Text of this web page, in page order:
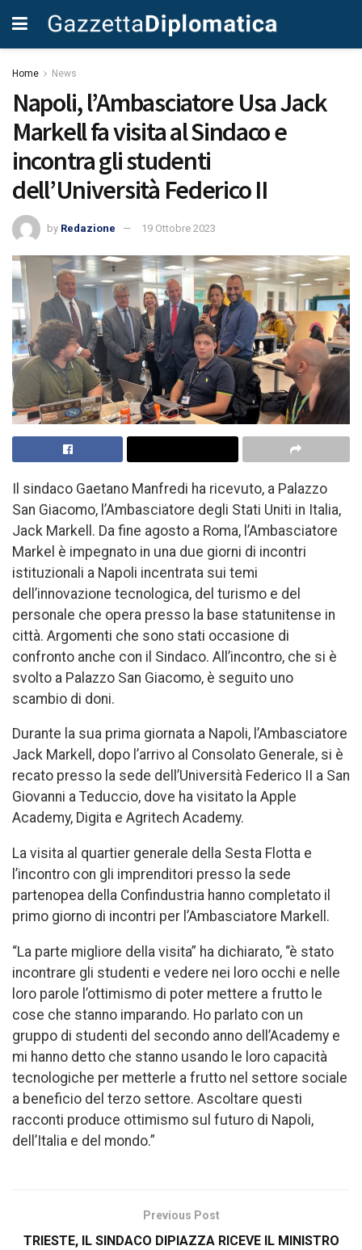
Home News
Napoli, l’Ambasciatore Usa Jack
Markell fa visita al Sindaco e
incontra gli studenti
dell’Università Federico II
by Redazione 19 Ottobre 2023
Il sindaco Gaetano Manfredi ha ricevuto, a Palazzo
San Giacomo, l’Ambasciatore degli Stati Uniti in Italia,
Jack Markell. Da fine agosto a Roma, l’Ambasciatore
Markel è impegnato in una due giorni di incontri
istituzionali a Napoli incentrata sui temi
dell’innovazione tecnologica, del turismo e del
personale che opera presso la base statunitense in
città. Argomenti che sono stati occasione di
confronto anche con il Sindaco. All’incontro, che si è
svolto a Palazzo San Giacomo, è seguito uno
scambio di doni.
Durante la sua prima giornata a Napoli, l’Ambasciatore
Jack Markell, dopo l’arrivo al Consolato Generale, si è
recato presso la sede dell’Università Federico II a San
Giovanni a Teduccio, dove ha visitato la Apple
Academy, Digita e Agritech Academy.
La visita al quartier generale della Sesta Flotta e
l’incontro con gli imprenditori presso la sede
partenopea della Confindustria hanno completato il
primo giorno di incontri per l’Ambasciatore Markell.
“La parte migliore della visita” ha dichiarato, “è stato
incontrare gli studenti e vedere nei loro occhi e nelle
loro parole l’ottimismo di poter mettere a frutto le
cose che stanno imparando. Ho parlato con un
gruppo di studenti del secondo anno dell’Academy e
mi hanno detto che stanno usando le loro capacità
tecnologiche per metterle a frutto nel settore sociale
a beneficio del terzo settore. Ascoltare questi
racconti produce ottimismo sul futuro di Napoli,
dell’Italia e del mondo.”
Previous Post
TRIESTE, IL SINDACO DIPIAZZA RICEVE IL MINISTRO